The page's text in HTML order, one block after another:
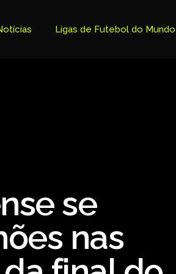
Ligas de Futebol do Mundo
Ligue 1
Primeira Liga
Copa Sudamericana
se
nas